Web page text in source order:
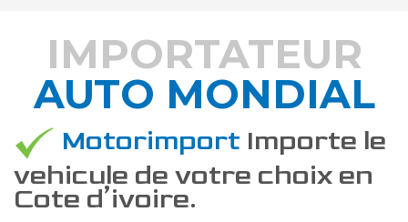
DÉCOUVREZ COMMENT
IMPORTATEUR
AUTO MONDIAL
Motorimport Importe le
vehicule de votre choix en
Cote d’ivoire.